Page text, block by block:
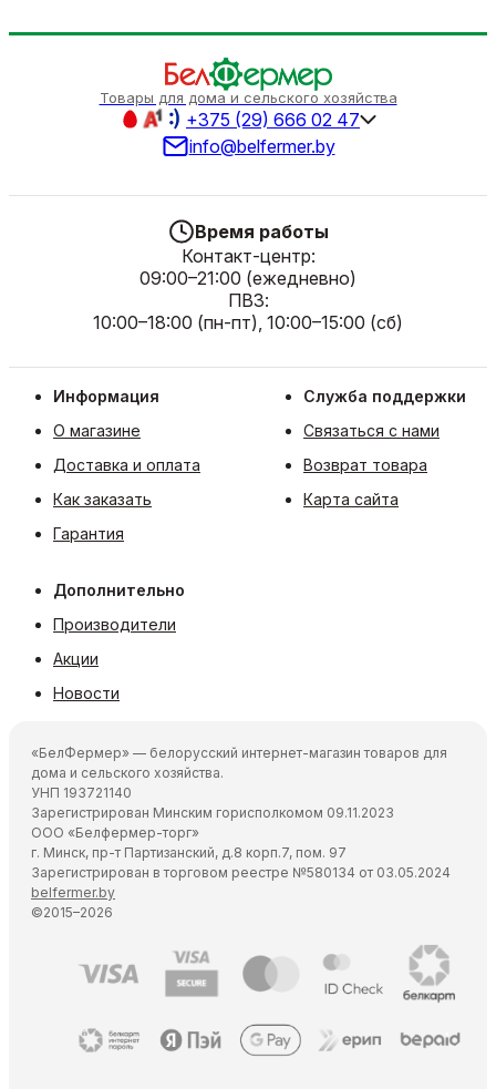
Товары для дома и сельского хозяйства
+375 (29) 666 02 47
info@belfermer.by
Время работы
Контакт-центр:
09:00–21:00 (ежедневно)
ПВЗ:
10:00–18:00 (пн-пт), 10:00–15:00 (сб)
Информация
О магазине
Доставка и оплата
Как заказать
Гарантия
Служба поддержки
Связаться с нами
Возврат товара
Карта сайта
Дополнительно
Производители
Акции
Новости
«БелФермер» — белорусский интернет-магазин товаров для
дома и сельского хозяйства.
УНП 193721140
Зарегистрирован Минским горисполкомом 09.11.2023
ООО «Белфермер-торг»
г. Минск, пр-т Партизанский, д.8 корп.7, пом. 97
Зарегистрирован в торговом реестре №580134 от 03.05.2024
belfermer.by
©2015–2026